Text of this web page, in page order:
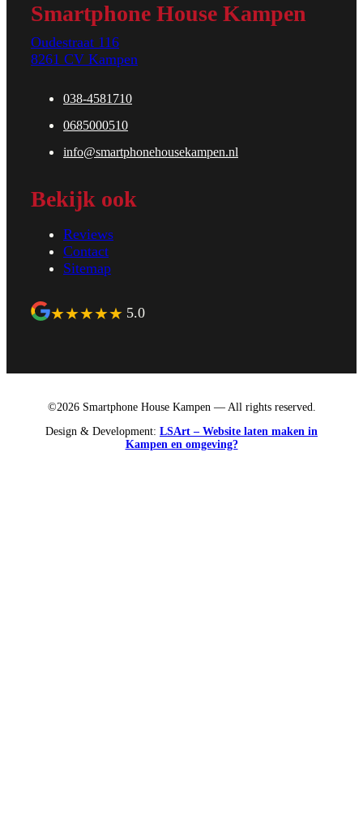
Smartphone House Kampen
Oudestraat 116
8261 CV Kampen
038-4581710
0685000510
info@smartphonehousekampen.nl
Bekijk ook
Reviews
Contact
Sitemap
★★★★★ 5.0
©2026 Smartphone House Kampen — All rights reserved.
Design & Development: LSArt – Website laten maken in
Kampen en omgeving?